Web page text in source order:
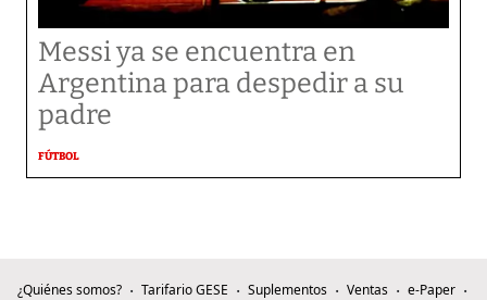
Messi ya se encuentra en
Argentina para despedir a su
padre
FÚTBOL
¿Quiénes somos? Tarifario GESE Suplementos Ventas
e-Paper